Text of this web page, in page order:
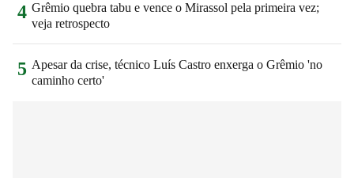
4 Grêmio quebra tabu e vence o Mirassol pela primeira vez;
veja retrospecto
5 Apesar da crise, técnico Luís Castro enxerga o Grêmio 'no
caminho certo'